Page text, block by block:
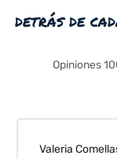
detrás de
Opiniones
Valeria